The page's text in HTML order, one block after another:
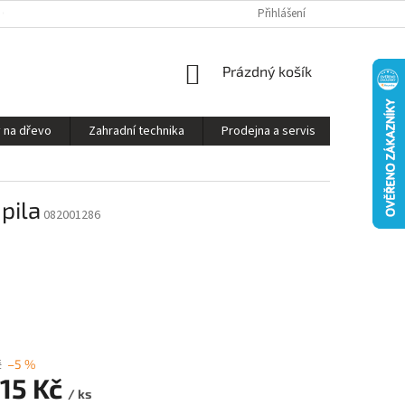
ON-LINE - STROJ VÁM SESTAVÍME A PŘIPRAVÍME K PROVOZU
Přihlášení
NÁKUPNÍ
Prázdný košík
dřevo Zahradní technika Prodejna a servis
Kontakty
082001286
–5 %
Kč / ks